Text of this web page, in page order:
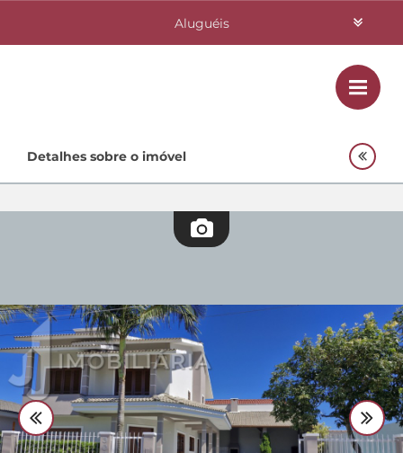
Aluguéis
Investimentos
Quem Somos
Fale Conosco 48 3364-0079
Plantão 48 99842-0500
Divulgue seu imóvel
Detalhes sobre o imóvel